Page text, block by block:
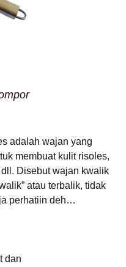
adalah wajan yang
membuat kulit risoles,
Disebut wajan kwalik
atau terbalik, tidak
perhatiin deh…
dan